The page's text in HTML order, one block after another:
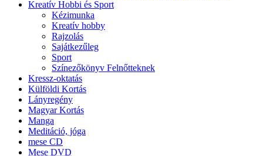
Kreatív Hobbi és Sport
Kézimunka
Kreatív hobby
Rajzolás
Sajátkezűleg
Sport
Színezőkönyv Felnőtteknek
Kressz-oktatás
Külföldi Kortás
Lányregény
Magyar Kortás
Manga
Meditáció, jóga
mese CD
Mese DVD